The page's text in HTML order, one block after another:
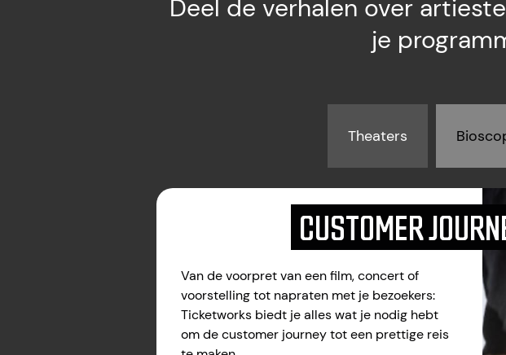
Deel de verhalen over
je
Theaters
CUSTOMER
Van de voorpret van een film, concert of
voorstelling tot napraten met je bezoekers:
Ticketworks biedt je alles wat je nodig hebt
om de customer journey tot een prettige reis